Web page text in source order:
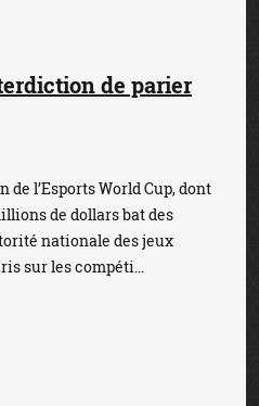
de parier
de l’Esports World Cup, dont
de dollars bat des
nationale des jeux
sur les compéti...